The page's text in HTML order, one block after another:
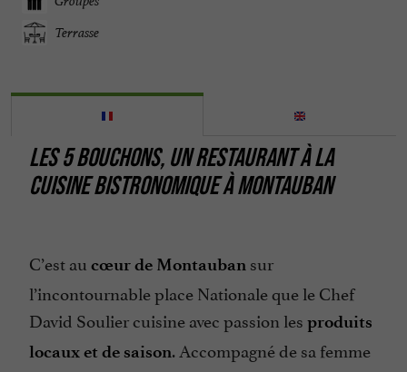
Terrasse
LES 5 BOUCHONS, UN RESTAURANT À LA
CUISINE BISTRONOMIQUE À MONTAUBAN
C’est au cœur de Montauban sur
l’incontournable place Nationale que le Chef
David Soulier cuisine avec passion les produits
locaux et de saison. Accompagné de sa femme